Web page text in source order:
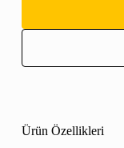
Ürün Özellikleri